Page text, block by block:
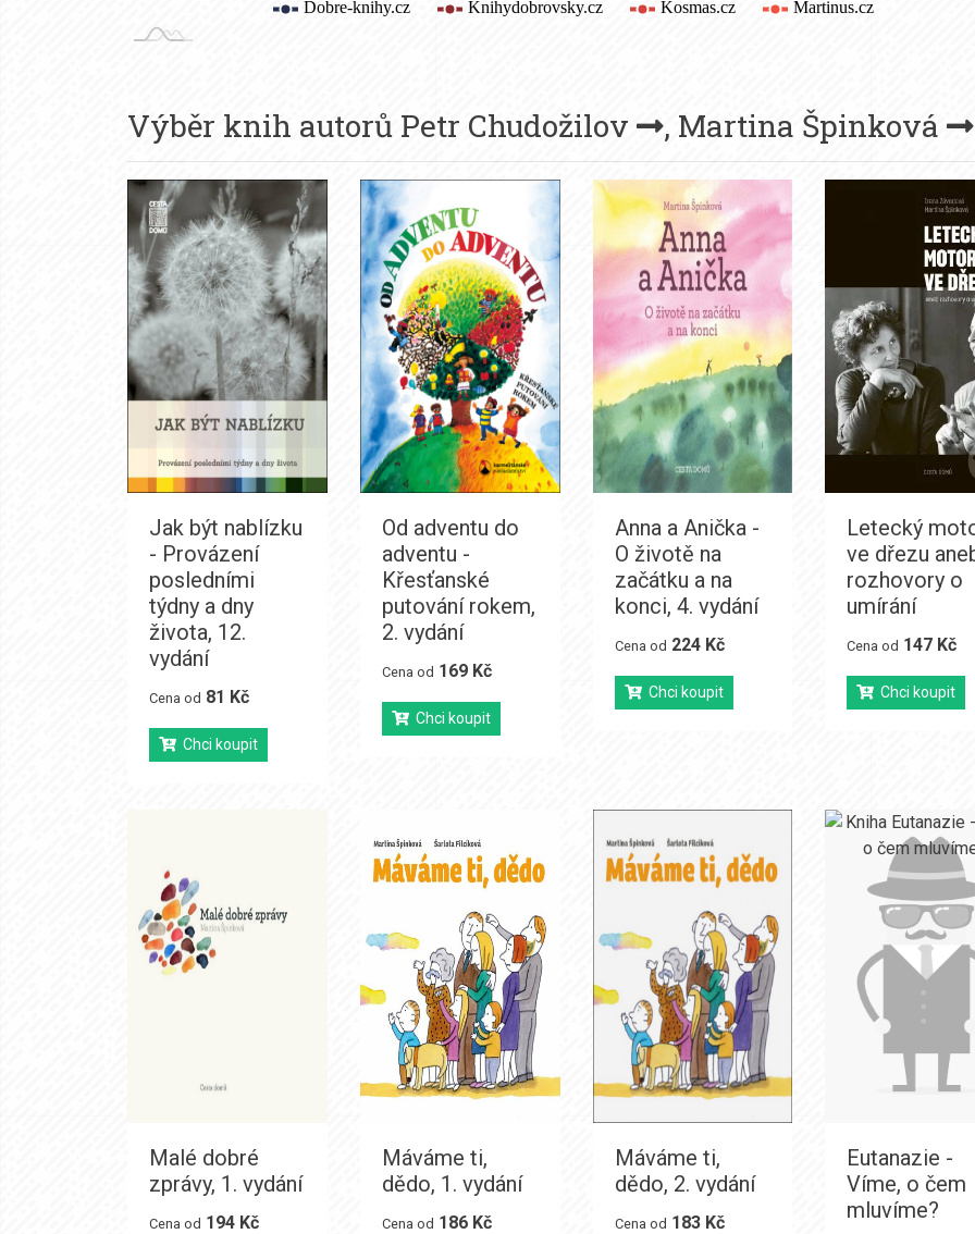
Výběr knih autorů Petr Chudožilov , Martina Špinková
Jak být nablízku
- Provázení
posledními
týdny a dny
života, 12.
vydání
Cena od 81 Kč
Chci koupit
Od adventu do
adventu -
Křesťanské
putování rokem,
2. vydání
Cena od 169 Kč
Chci koupit
Anna a Anička -
O životě na
začátku a na
konci, 4. vydání
Cena od 224 Kč
Chci koupit
Letecký
ve dřezu
rozhovory o
umírání
Cena od 147 Kč
Chci koupit
Malé dobré
zprávy, 1. vydání
Cena od 194 Kč
Máváme ti,
dědo, 1. vydání
Cena od 186 Kč
Máváme ti,
dědo, 2. vydání
Cena od 183 Kč
Eutanazie -
Víme, o čem
mluvíme?